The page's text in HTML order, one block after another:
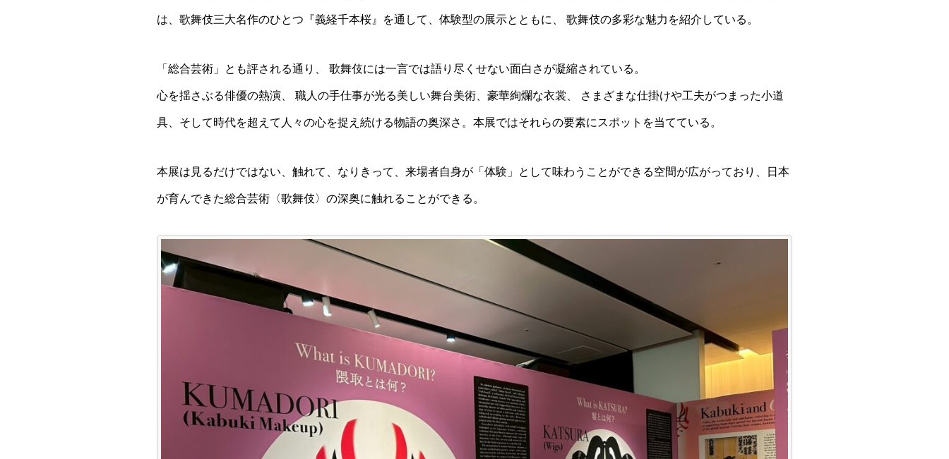
は、歌舞伎三大名作のひとつ『義経千本桜』を通して、体験型の展示とともに、 歌舞伎の多彩な魅力を紹介している。
「総合芸術」とも評される通り、 歌舞伎には一言では語り尽くせない面白さが凝縮されている。
心を揺さぶる俳優の熱演、 職人の手仕事が光る美しい舞台美術、豪華絢爛な衣裳、 さまざまな仕掛けや工夫がつまった小道
具、そして時代を超えて人々の心を捉え続ける物語の奥深さ。本展ではそれらの要素にスポットを当てている。
本展は見るだけではない、触れて、なりきって、来場者自身が「体験」として味わうことができる空間が広がっており、日本
が育んできた総合芸術〈歌舞伎〉の深奥に触れることができる。